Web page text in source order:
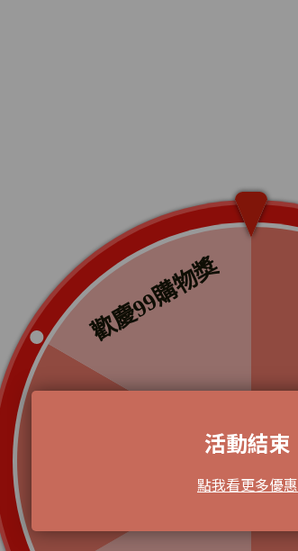
活動結束
點我看更多優惠